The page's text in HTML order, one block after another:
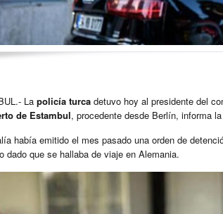
Lapolicía turca detuvo hoy al presidente del
de Estambul, procedente desde Berlín, informa
había emitido el mes pasado una orden de
dado que se hallaba de viaje en Alemania.